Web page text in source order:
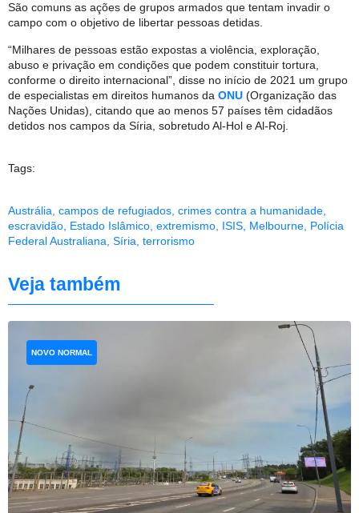
São comuns as ações de grupos armados que tentam invadir o
campo com o objetivo de libertar pessoas detidas.
“Milhares de pessoas estão expostas a violência, exploração,
abuso e privação em condições que podem constituir tortura,
conforme o direito internacional”, disse no início de 2021 um grupo
de especialistas em direitos humanos da ONU (Organização das
Nações Unidas), citando que ao menos 57 países têm cidadãos
detidos nos campos da Síria, sobretudo Al-Hol e Al-Roj.
Tags:
Austrália, campos de refugiados, crimes contra a humanidade,
escravidão, Estado Islâmico, extremismo, ISIS, Melbourne, Polícia
Federal Australiana, Síria, terrorismo
Veja também
NOVO NORMAL